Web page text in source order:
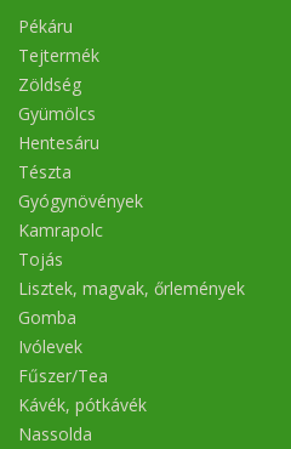
Pékáru
Tejtermék
Zöldség
Gyümölcs
Hentesáru
Tészta
Gyógynövények
Kamrapolc
Tojás
Lisztek, magvak, őrlemények
Gomba
Ivólevek
Fűszer/Tea
Kávék, pótkávék
Nassolda